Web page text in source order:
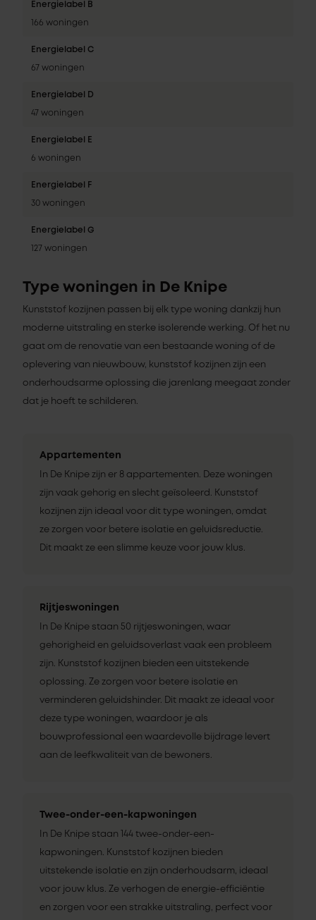
Energielabel B
166 woningen
Energielabel C
67 woningen
Energielabel D
47 woningen
Energielabel E
6 woningen
Energielabel F
30 woningen
Energielabel G
127 woningen
Type woningen in De Knipe
Kunststof kozijnen passen bij elk type woning dankzij hun
moderne uitstraling en sterke isolerende werking. Of het nu
gaat om de renovatie van een bestaande woning of de
oplevering van nieuwbouw, kunststof kozijnen zijn een
onderhoudsarme oplossing die jarenlang meegaat zonder
dat je hoeft te schilderen.
Appartementen
In De Knipe zijn er 8 appartementen. Deze woningen
zijn vaak gehorig en slecht geïsoleerd. Kunststof
kozijnen zijn ideaal voor dit type woningen, omdat
ze zorgen voor betere isolatie en geluidsreductie.
Dit maakt ze een slimme keuze voor jouw klus.
Rijtjeswoningen
In De Knipe staan 50 rijtjeswoningen, waar
gehorigheid en geluidsoverlast vaak een probleem
zijn. Kunststof kozijnen bieden een uitstekende
oplossing. Ze zorgen voor betere isolatie en
verminderen geluidshinder. Dit maakt ze ideaal voor
deze type woningen, waardoor je als
bouwprofessional een waardevolle bijdrage levert
aan de leefkwaliteit van de bewoners.
Twee-onder-een-kapwoningen
In De Knipe staan 144 twee-onder-een-
kapwoningen. Kunststof kozijnen bieden
uitstekende isolatie en zijn onderhoudsarm, ideaal
voor jouw klus. Ze verhogen de energie-efficiëntie
en zorgen voor een strakke uitstraling, perfect voor